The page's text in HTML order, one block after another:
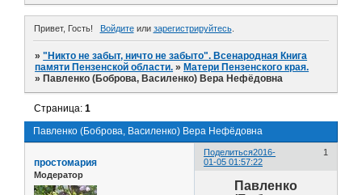
Привет, Гость! Войдитеили зарегистрируйтесь.
»"Никто не забыт, ничто не забыто". Всенародная Книга
памяти Пензенской области. » Матери Пензенского края.
» Павленко (Боброва, Василенко) Вера Нефёдовна
Павленко (Боброва, Василенко) Вера Нефёдовна
Страница:1
Поделиться 1
2016-
01-05 01:57:22
простомария
Модератор
Павленко